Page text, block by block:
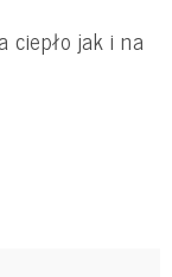
ciepło jak i na